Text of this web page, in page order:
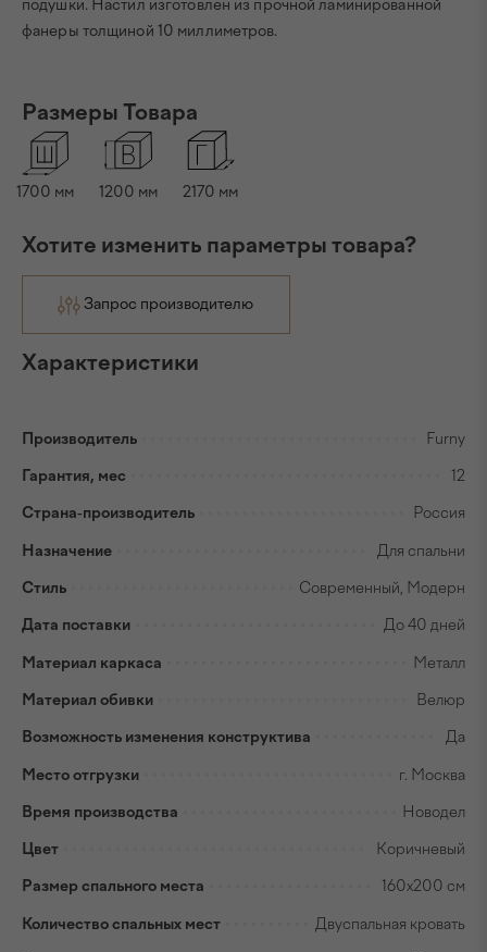
подушки. Настил изготовлен из прочной ламинированной
фанеры толщиной 10 миллиметров.
Размеры Товара
1700 мм 1200 мм 2170 мм
Хотите изменить параметры товара?
Запрос производителю
Характеристики
Производитель Furny
Гарантия, мес 12
Страна-производитель Россия
Назначение Для спальни
Стиль Современный, Модерн
Дата поставки До 40 дней
Материал каркаса Металл
Материал обивки Велюр
Возможность изменения конструктива Да
Место отгрузки г. Москва
Время производства Новодел
Цвет Коричневый
Размер спального места 160x200 см
Количество спальных мест Двуспальная кровать